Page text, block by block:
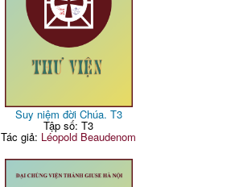
Suy niệm đời Chúa. T3
Tập số: T3
Tác giả: Léopold Beaudenom